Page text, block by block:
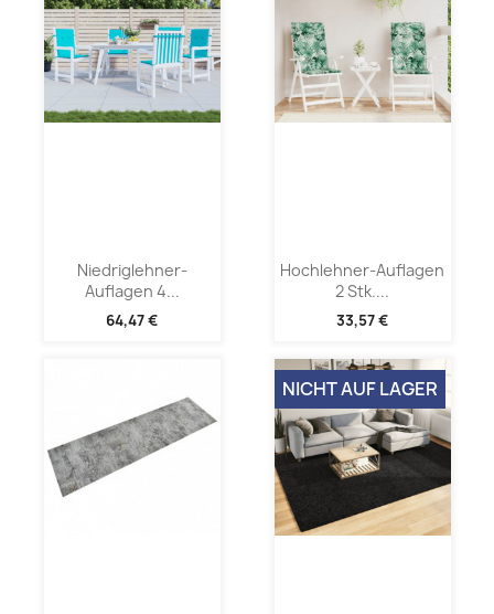
Niedriglehner-
Auflagen 4...
64,47 €
Hochlehner-Auflagen
2 Stk....
33,57 €
NICHT AUF LAGER